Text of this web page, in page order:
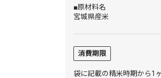
■原材料名
宮城県産米
消費期限
袋に記載の精米時期から1